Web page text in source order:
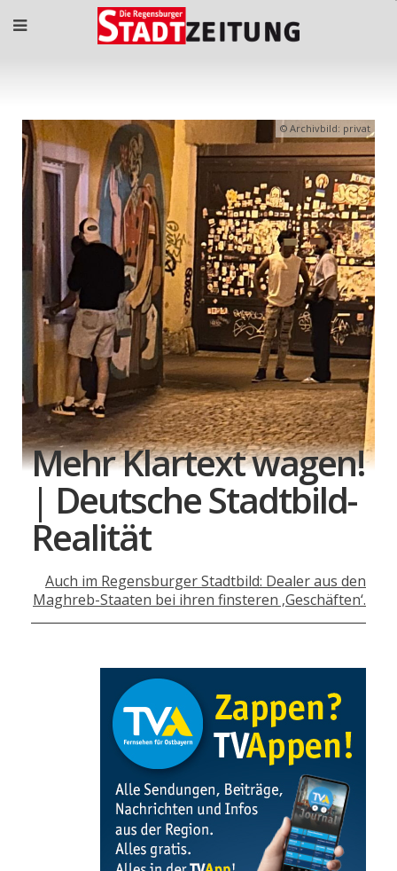
Archivbild: privat
Mehr Klartext wagen!
| Deutsche Stadtbild-
Realität
Auch im Regensburger Stadtbild: Dealer aus den
Maghreb-Staaten bei ihren finsteren ‚Geschäften‘.